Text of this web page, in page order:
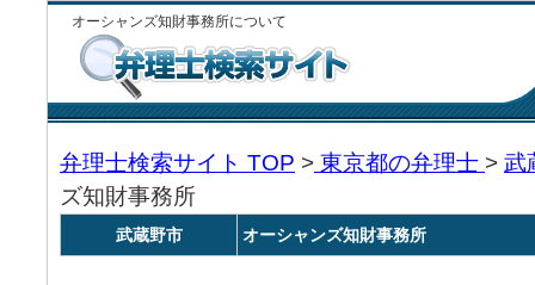
オーシャンズ知財事務所について
弁理士検索サイト TOP > 東京都の弁理士 > 武
ズ知財事務所
武蔵野市 オーシャンズ知財事務所